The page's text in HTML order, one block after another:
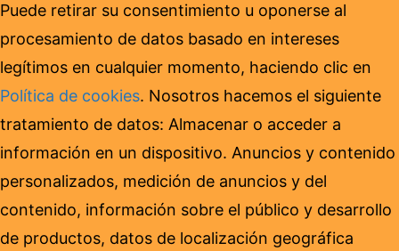
Puede retirar su consentimiento u oponerse al
procesamiento de datos basado en intereses
legítimos en cualquier momento, haciendo clic en
Política de cookies. Nosotros hacemos el siguiente
tratamiento de datos: Almacenar o acceder a
información en un dispositivo. Anuncios y contenido
personalizados, medición de anuncios y del
contenido, información sobre el público y desarrollo
de productos, datos de localización geográfica